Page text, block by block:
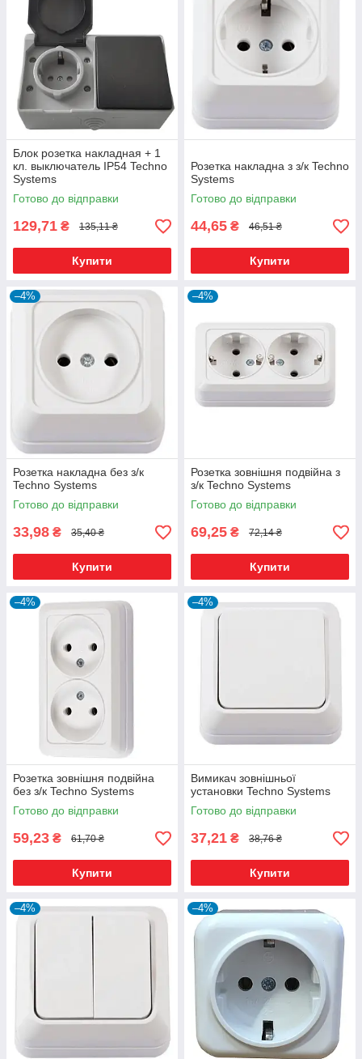
Блок розетка накладная + 1
кл. выключатель IP54 Techno
Systems
Готово до відправки
129,71 ₴ 135,11 ₴
Купити
Розетка накладна з з/к Techno
Systems
Готово до відправки
44,65 ₴ 46,51 ₴
Купити
–4%
Розетка накладна без з/к
Techno Systems
Готово до відправки
33,98 ₴ 35,40 ₴
Купити
–4%
Розетка зовнішня подвійна з
з/к Techno Systems
Готово до відправки
69,25 ₴ 72,14 ₴
Купити
–4%
Розетка зовнішня подвійна
без з/к Techno Systems
Готово до відправки
59,23 ₴ 61,70 ₴
Купити
–4%
Вимикач зовнішньої
установки Techno Systems
Готово до відправки
37,21 ₴ 38,76 ₴
Купити
–4% –4%